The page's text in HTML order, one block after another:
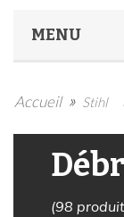
MENU
Accueil » Stihl
(98